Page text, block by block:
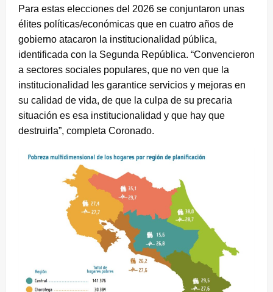
Para estas elecciones del 2026 se conjuntaron unas
élites políticas/económicas que en cuatro años de
gobierno atacaron la institucionalidad pública,
identificada con la Segunda República. “Convencieron
a sectores sociales populares, que no ven que la
institucionalidad les garantice servicios y mejoras en
su calidad de vida, de que la culpa de su precaria
situación es esa institucionalidad y que hay que
destruirla”, completa Coronado.